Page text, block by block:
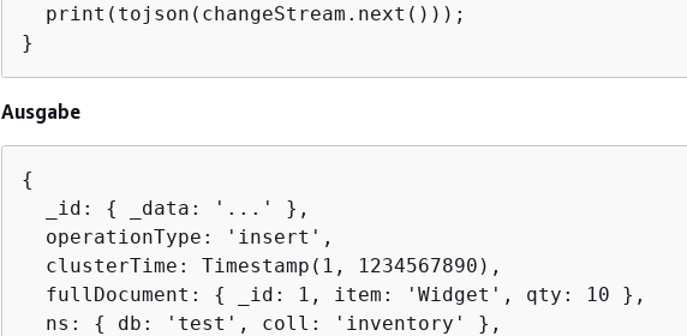
  print(tojson(changeStream.next()));
}
Ausgabe
{
  _id:
{
_data: '...' },
  operationType: 'insert',
  clusterTime: Timestamp(1, 1234567890),
  fullDocument:
{
_id: 1, item: 'Widget', qty: 10 },
  ns:
{
db: 'test', coll: 'inventory' },